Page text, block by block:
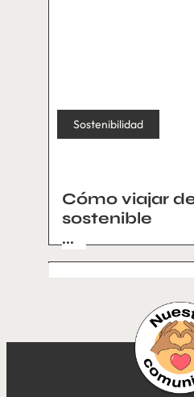
Sostenibilidad
Cómo viajar
sostenible
...